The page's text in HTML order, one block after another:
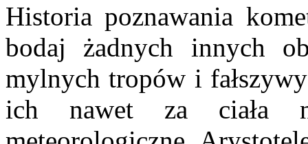
Historia poznawania
bodaj żadnych innych
mylnych tropów i
ich nawet za ciała